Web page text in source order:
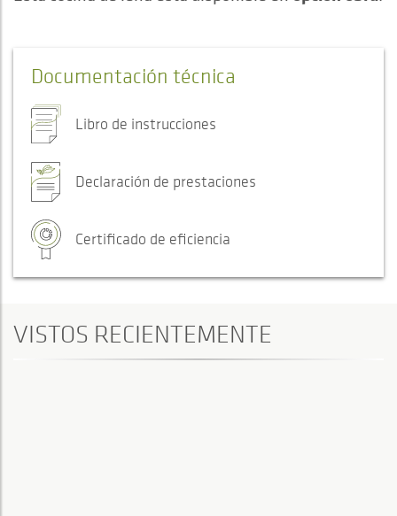
Documentación técnica
Libro de instrucciones
Declaración de prestaciones
Certificado de eficiencia
VISTOS RECIENTEMENTE